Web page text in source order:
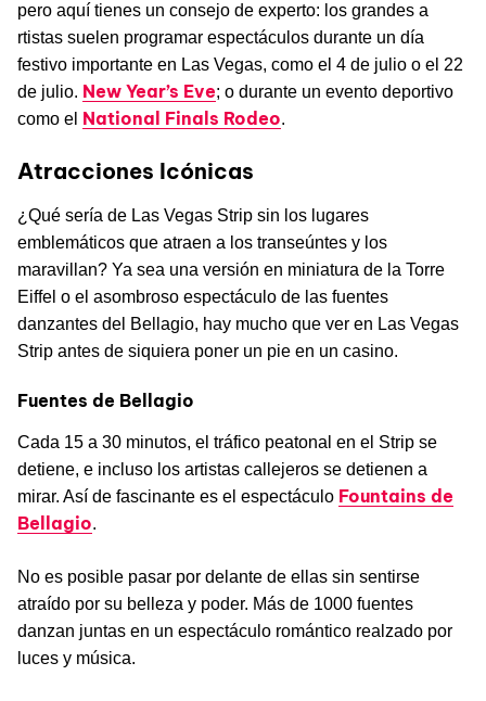
pero aquí tienes un consejo de experto: los grandes a
rtistas suelen programar espectáculos durante un día
festivo importante en Las Vegas, como el 4 de julio o el 22
de julio. New Year’s Eve; o durante un evento deportivo
como el National Finals Rodeo.
Atracciones Icónicas
¿Qué sería de Las Vegas Strip sin los lugares
emblemáticos que atraen a los transeúntes y los
maravillan? Ya sea una versión en miniatura de la Torre
Eiffel o el asombroso espectáculo de las fuentes
danzantes del Bellagio, hay mucho que ver en Las Vegas
Strip antes de siquiera poner un pie en un casino.
Fuentes de Bellagio
Cada 15 a 30 minutos, el tráfico peatonal en el Strip se
detiene, e incluso los artistas callejeros se detienen a
mirar. Así de fascinante es el espectáculo Fountains de
Bellagio.
No es posible pasar por delante de ellas sin sentirse
atraído por su belleza y poder. Más de 1000 fuentes
danzan juntas en un espectáculo romántico realzado por
luces y música.